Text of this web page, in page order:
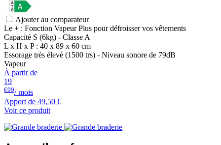
Ajouter au comparateur
Le + : Fonction Vapeur Plus pour défroisser vos vêtements
Capacité S (6kg) - Classe A
L x H x P : 40 x 89 x 60 cm
Essorage très élevé (1500 trs) - Niveau sonore de 79dB
Vapeur
À partir de
19
€99/ mois
Apport de 49,50 €
Voir ce produit